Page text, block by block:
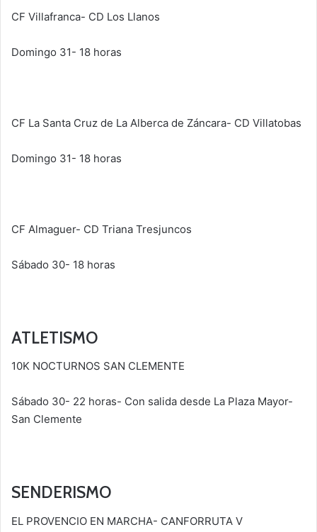
CF Villafranca- CD Los Llanos
Domingo 31- 18 horas
CF La Santa Cruz de La Alberca de Záncara- CD Villatobas
Domingo 31- 18 horas
CF Almaguer- CD Triana Tresjuncos
Sábado 30- 18 horas
ATLETISMO
10K NOCTURNOS SAN CLEMENTE
Sábado 30- 22 horas- Con salida desde La Plaza Mayor-
San Clemente
SENDERISMO
EL PROVENCIO EN MARCHA- CANFORRUTA V